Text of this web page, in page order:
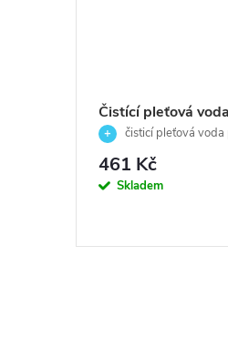
Čistící pleťová
pokožky před
Depilève-220ml
čisticí pleťová
pokožky před depilací ✨
461 Kč
Skladem